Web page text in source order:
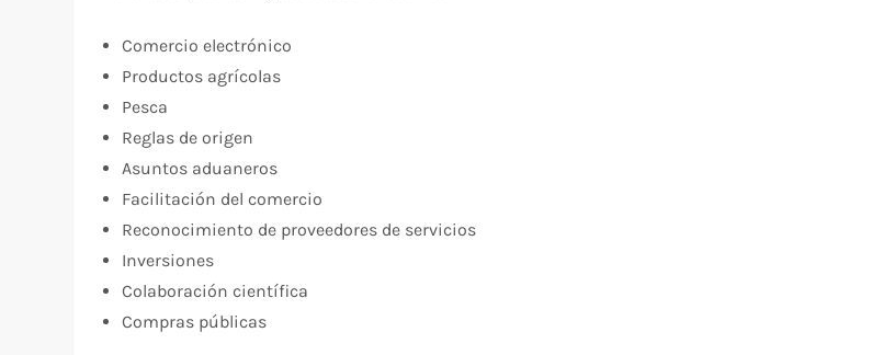
Comercio electrónico
Productos agrícolas
Pesca
Reglas de origen
Asuntos aduaneros
Facilitación del comercio
Reconocimiento de proveedores de servicios
Inversiones
Colaboración científica
Compras públicas